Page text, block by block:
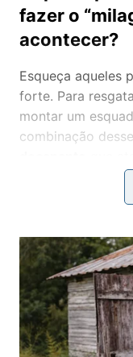
fazer o
acontecer?
Esqueça aqueles
forte. Para
montar um
combinação
assegurando
renovação